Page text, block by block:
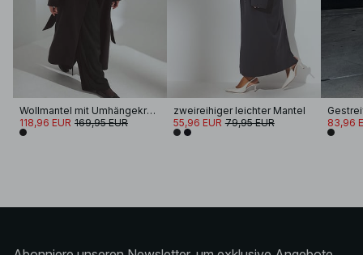
Wollmantel mit Umhängekragen
118,96 EUR 169,95 EUR
zweireihiger leichter Mantel
55,96 EUR 79,95 EUR
83,96